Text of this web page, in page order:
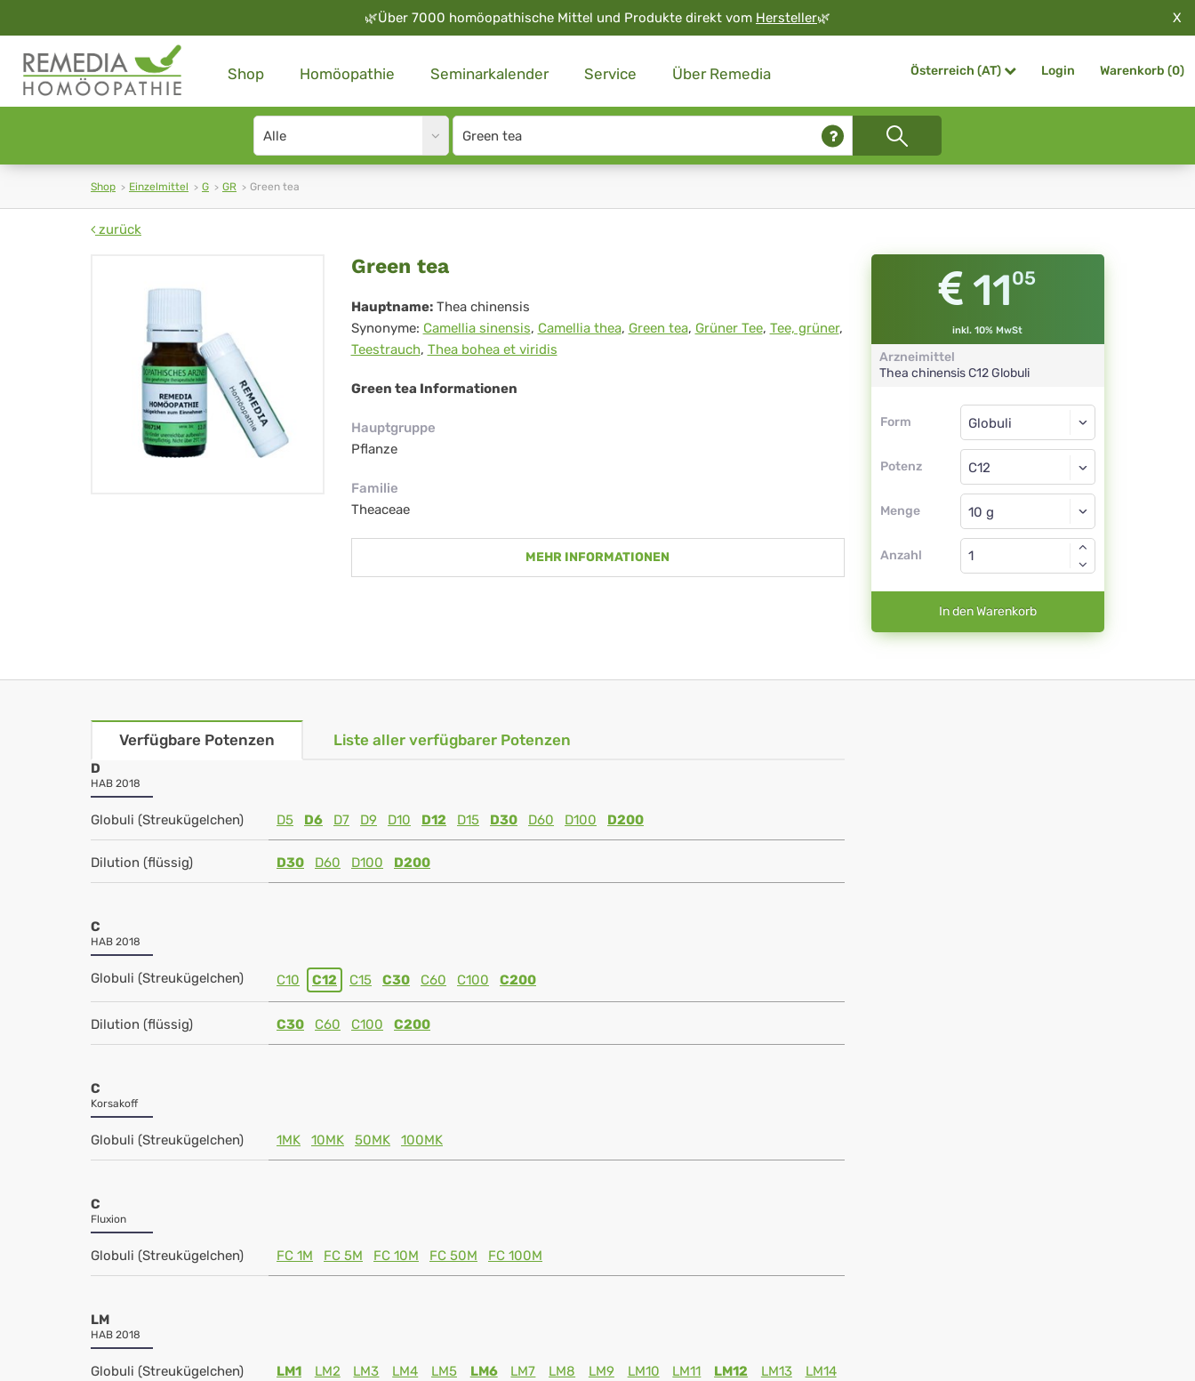
🌿Über 7000 homöopathische Mittel und Produkte direkt vom Hersteller🌿 X
Shop Homöopathie Seminarkalender Service Über Remedia Österreich (AT) Login Warenkorb (0)
Search
type
Site
search
Shop Einzelmittel G GR Green tea
zurück
Green
tea
Green tea
Hauptname: Thea chinensis
Synonyme: Camellia sinensis, Camellia thea, Green tea, Grüner Tee, Tee, grüner,
Teestrauch, Thea bohea et viridis
Green tea Informationen
Hauptgruppe
Pflanze
Familie
Theaceae
MEHR INFORMATIONEN
1105
inkl. 10% MwSt
Arzneimittel
Thea chinensisC12 Globuli
Form
Form
Potenz
Globuli
C12
Menge
Globuli
Anzahl
In den Warenkorb
Verfügbare Potenzen Liste aller verfügbarer Potenzen
D
HAB 2018
Globuli (Streukügelchen) D5 D6 D7 D9 D10 D12 D15 D30 D60 D100 D200
Dilution (flüssig) D30 D60 D100 D200
C
HAB 2018
Globuli (Streukügelchen) C10 C12 C15 C30 C60 C100 C200
Dilution (flüssig) C30 C60 C100 C200
C
Korsakoff
Globuli (Streukügelchen) 1MK 10MK 50MK 100MK
C
Fluxion
Globuli (Streukügelchen) FC 1M FC 5M FC 10M FC 50M FC 100M
LM
HAB 2018
Globuli (Streukügelchen) LM1 LM2 LM3 LM4 LM5 LM6 LM7 LM8 LM9 LM10 LM11 LM12 LM13
LM14